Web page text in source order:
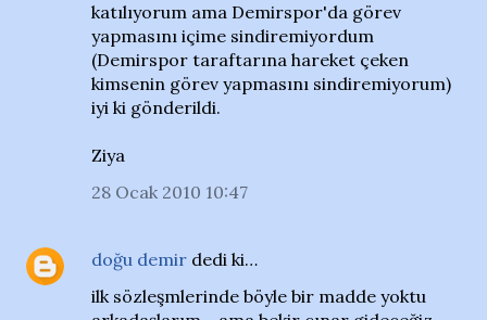
katılıyorum ama Demirspor'da görev
yapmasını içime sindiremiyordum
(Demirspor taraftarına hareket çeken
kimsenin görev yapmasını sindiremiyorum)
iyi ki gönderildi.
Ziya
28 Ocak 2010 10:47
doğu demir dedi ki…
ilk sözleşmlerinde böyle bir madde yoktu